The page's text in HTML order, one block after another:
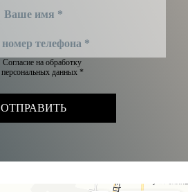
Согласие на обработку
персональных данных *
ОТПРАВИТЬ